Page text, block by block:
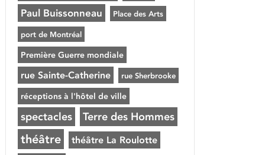
Paul Buissonneau Place des Arts
port de Montréal
Première Guerre mondiale
rue Sainte-Catherine rue Sherbrooke
réceptions à l'hôtel de ville
spectacles Terre des Hommes
théâtre théâtre La Roulotte